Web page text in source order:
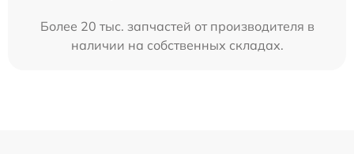
Более 20 тыс. запчастей от производителя в
наличии на собственных складах.